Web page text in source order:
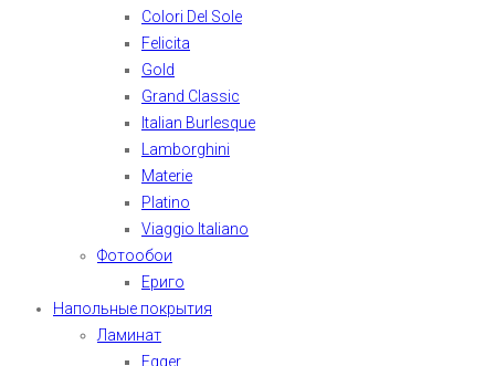
Colori Del Sole
Felicita
Gold
Grand Classic
Italian Burlesque
Lamborghini
Materie
Platino
Viaggio Italiano
Фотообои
Ериго
Напольные покрытия
Ламинат
Egger